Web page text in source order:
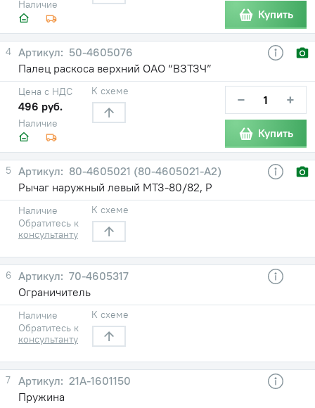
Наличие
Купить
4
50-4605076
Палец раскоса верхний ОАО “ВЗТЗЧ”
Наличие
Цена с НДС
496 руб.
К схеме − +
Купить
5
80-4605021 (80-4605021-А2)
Рычаг наружный левый МТЗ-80/82, Р
Наличие
Обратитесь к
консультанту
К схеме
6
70-4605317
Ограничитель
Наличие
Обратитесь к
консультанту
К схеме
7
21A-1601150
Пружина